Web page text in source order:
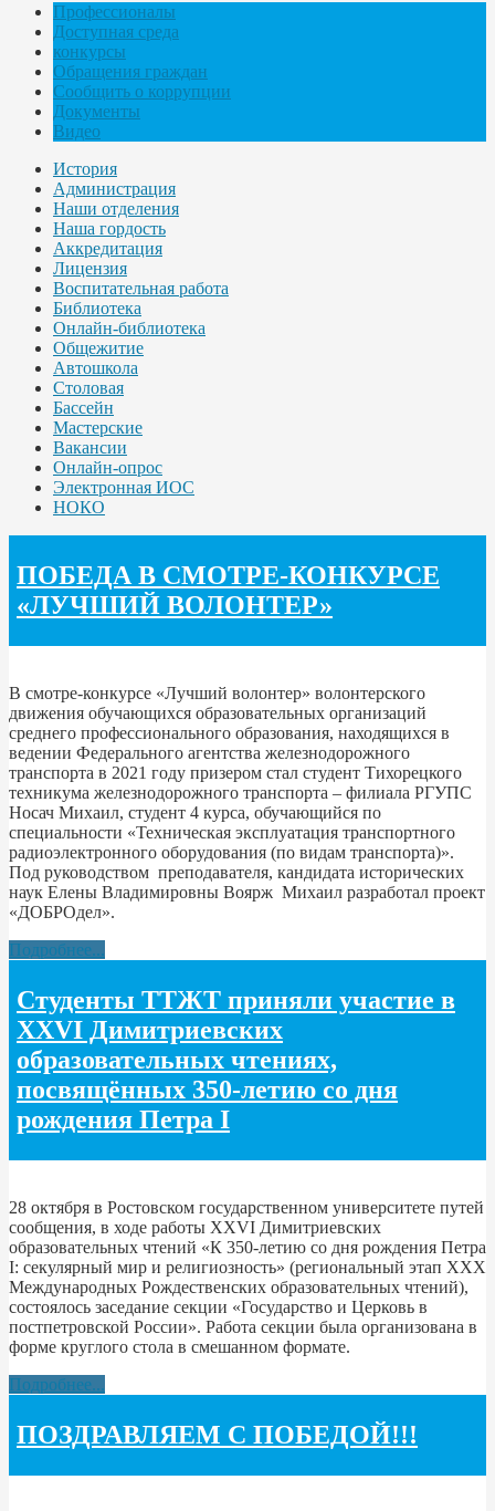
Профессионалы
Доступная среда
конкурсы
Обращения граждан
Сообщить о коррупции
Документы
Видео
История
Администрация
Наши отделения
Наша гордость
Аккредитация
Лицензия
Воспитательная работа
Библиотека
Онлайн-библиотека
Общежитие
Автошкола
Столовая
Бассейн
Мастерские
Вакансии
Онлайн-опрос
Электронная ИОС
НОКО
ПОБЕДА В СМОТРЕ-КОНКУРСЕ
«ЛУЧШИЙ ВОЛОНТЕР»
В смотре-конкурсе «Лучший волонтер» волонтерского
движения обучающихся образовательных организаций
среднего профессионального образования, находящихся в
ведении Федерального агентства железнодорожного
транспорта в 2021 году призером стал студент Тихорецкого
техникума железнодорожного транспорта – филиала РГУПС
Носач Михаил, студент 4 курса, обучающийся по
специальности «Техническая эксплуатация транспортного
радиоэлектронного оборудования (по видам транспорта)».
Под руководством преподавателя, кандидата исторических
наук Елены Владимировны Воярж Михаил разработал проект
«ДОБРОдел».
Подробнее...
Студенты ТТЖТ приняли участие в
XXVI Димитриевских
образовательных чтениях,
посвящённых 350-летию со дня
рождения Петра I
28 октября в Ростовском государственном университете путей
сообщения, в ходе работы XXVI Димитриевских
образовательных чтений «К 350-летию со дня рождения Петра
I: секулярный мир и религиозность» (региональный этап XXX
Международных Рождественских образовательных чтений),
состоялось заседание секции «Государство и Церковь в
постпетровской России». Работа секции была организована в
форме круглого стола в смешанном формате.
Подробнее...
ПОЗДРАВЛЯЕМ С ПОБЕДОЙ!!!